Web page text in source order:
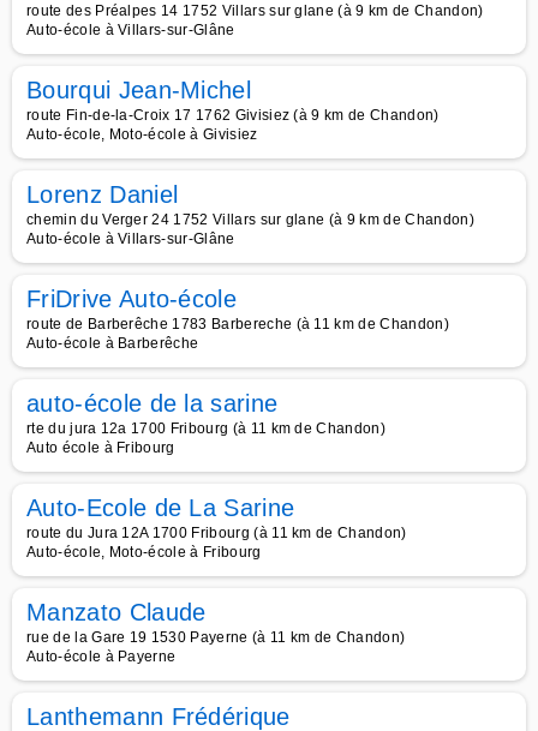
route des Préalpes 14 1752 Villars sur glane (à 9 km de Chandon)
Auto-école à Villars-sur-Glâne
Bourqui Jean-Michel
route Fin-de-la-Croix 17 1762 Givisiez (à 9 km de Chandon)
Auto-école, Moto-école à Givisiez
Lorenz Daniel
chemin du Verger 24 1752 Villars sur glane (à 9 km de Chandon)
Auto-école à Villars-sur-Glâne
FriDrive Auto-école
route de Barberêche 1783 Barbereche (à 11 km de Chandon)
Auto-école à Barberêche
auto-école de la sarine
rte du jura 12a 1700 Fribourg (à 11 km de Chandon)
Auto école à Fribourg
Auto-Ecole de La Sarine
route du Jura 12A 1700 Fribourg (à 11 km de Chandon)
Auto-école, Moto-école à Fribourg
Manzato Claude
rue de la Gare 19 1530 Payerne (à 11 km de Chandon)
Auto-école à Payerne
Lanthemann Frédérique